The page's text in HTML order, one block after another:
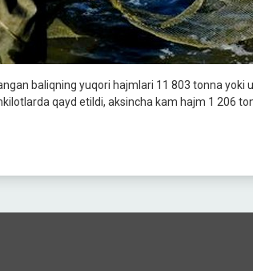
baliqning yuqori hajmlari 11 803 tonna yoki
qayd etildi, aksincha kam hajm 1 206